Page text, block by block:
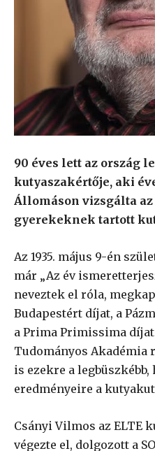
90 éves lett az ország
kutyaszakértője, aki
Állomáson vizsgálta
gyerekeknek tartott
Az 1935. május 9-én
már „Az év
neveztek el róla,
Budapestért díjat, a
a Prima Primissima
Tudományos Akadémia
is ezekre a
eredményeire a
Csányi Vilmos az ELTE
végezte el, dolgozott a